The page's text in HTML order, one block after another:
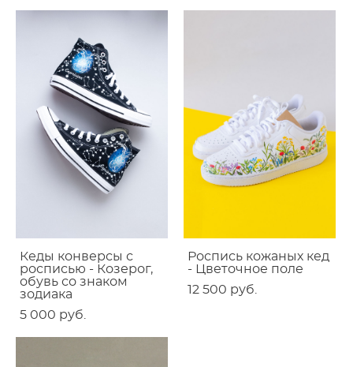
Кеды конверсы с
росписью - Козерог,
обувь со знаком
зодиака
5 000 pуб.
Роспись кожаных кед
- Цветочное поле
12 500 pуб.